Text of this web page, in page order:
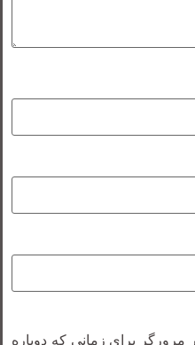
مرورگر برای زمانی که دوباره